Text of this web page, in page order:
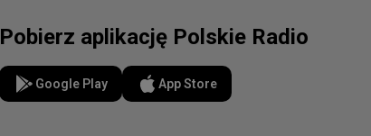
Pobierz aplikację Polskie Radio
Google Play App Store